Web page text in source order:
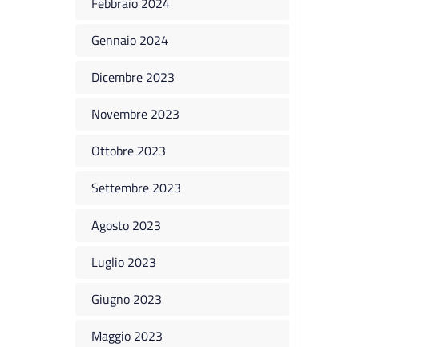
Gennaio 2024
Dicembre 2023
Novembre 2023
Ottobre 2023
Settembre 2023
Agosto 2023
Luglio 2023
Giugno 2023
Maggio 2023